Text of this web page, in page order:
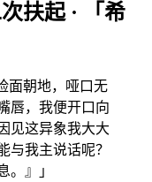
扶起 · 「希
面朝地，哑口无
唇，我便开口向
见这异象我大大
与我主说话呢？
。』」